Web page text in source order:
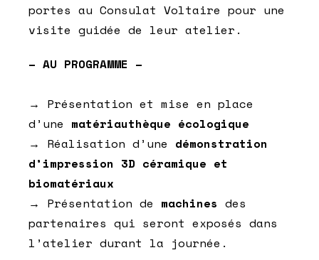
portes au Consulat Voltaire pour une
visite guidée de leur atelier.
– AU PROGRAMME –
→ Présentation et mise en place
d’une matériauthèque écologique
→ Réalisation d’une démonstration
d’impression 3D céramique et
biomatériaux
→ Présentation de machines des
partenaires qui seront exposés dans
l’atelier durant la journée.